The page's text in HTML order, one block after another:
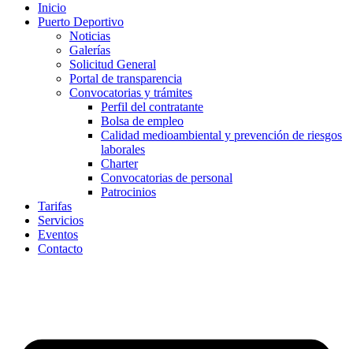
Inicio
Puerto Deportivo
Noticias
Galerías
Solicitud General
Portal de transparencia
Convocatorias y trámites
Perfil del contratante
Bolsa de empleo
Calidad medioambiental y prevención de riesgos
laborales
Charter
Convocatorias de personal
Patrocinios
Tarifas
Servicios
Eventos
Contacto